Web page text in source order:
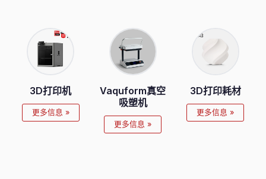
3D打印机
更多信息 »
Vaquform真空
吸塑机
更多信息 »
3D打印耗材
更多信息 »